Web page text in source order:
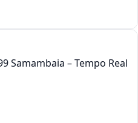
Samambaia – Tempo Real